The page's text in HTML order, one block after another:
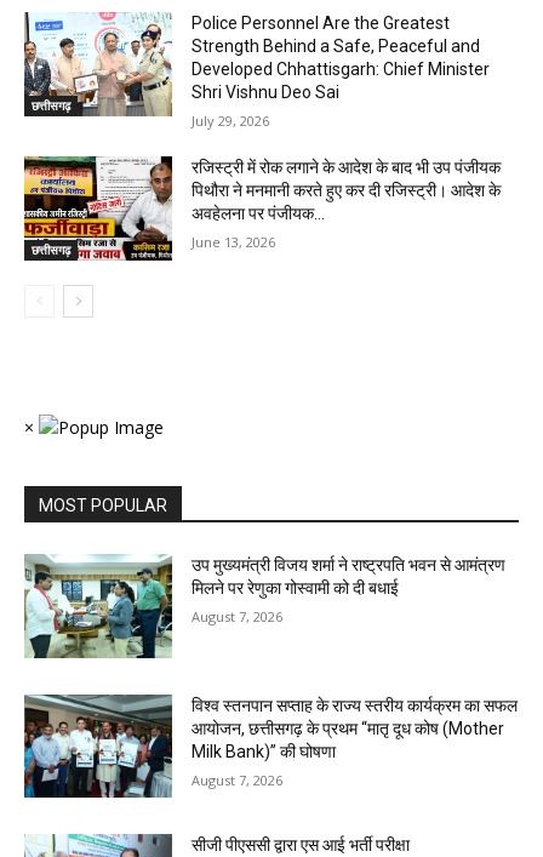
छत्तीसगढ़
Police Personnel Are the Greatest
Strength Behind a Safe, Peaceful and
Developed Chhattisgarh: Chief Minister
Shri Vishnu Deo Sai
July 29, 2026
छत्तीसगढ़
रजिस्ट्री में रोक लगाने के आदेश के बाद भी उप पंजीयक
पिथौरा ने मनमानी करते हुए कर दी रजिस्ट्री। आदेश के
अवहेलना पर पंजीयक...
June 13, 2026
×
MOST POPULAR
उप मुख्यमंत्री विजय शर्मा ने राष्ट्रपति भवन से आमंत्रण
मिलने पर रेणुका गोस्वामी को दी बधाई
August 7, 2026
विश्व स्तनपान सप्ताह के राज्य स्तरीय कार्यक्रम का सफल
आयोजन, छत्तीसगढ़ के प्रथम “मातृ दूध कोष (Mother
Milk Bank)” की घोषणा
August 7, 2026
सीजी पीएससी द्वारा एस आई भर्ती परीक्षा